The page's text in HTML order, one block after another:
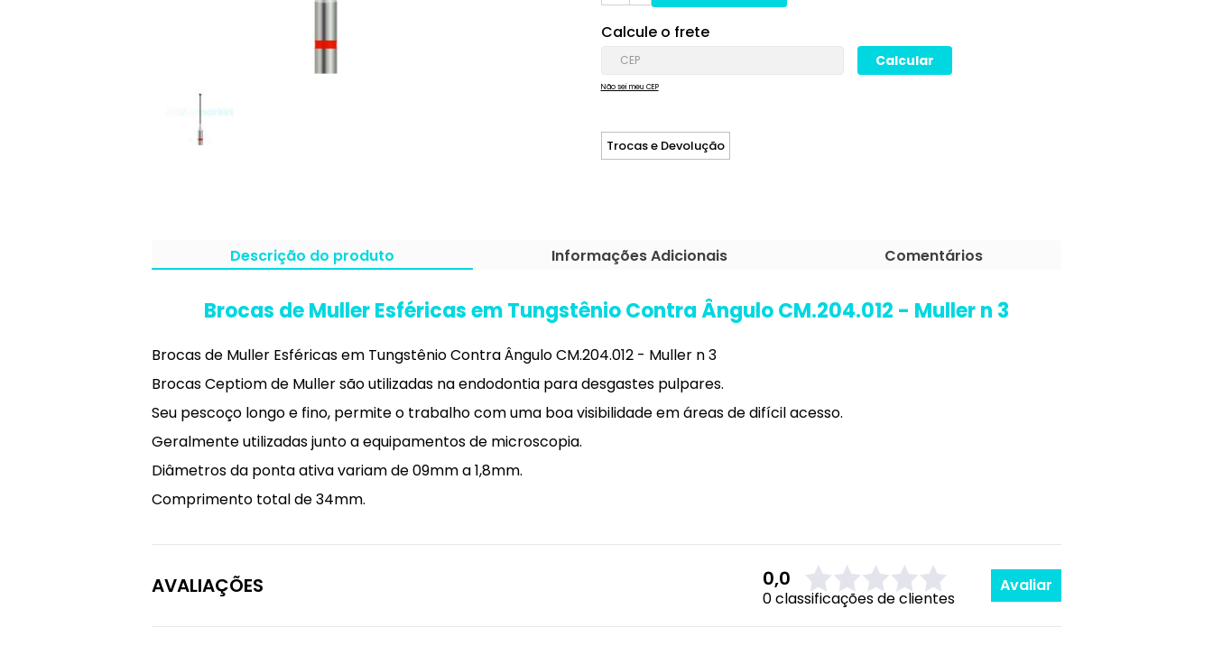
Calcule o frete
Não sei meu CEP
Trocas e Devolução
Descrição do produto Informações Adicionais Comentários
Brocas de Muller Esféricas em Tungstênio Contra Ângulo CM.204.012 - Muller n 3
Brocas de Muller Esféricas em Tungstênio Contra Ângulo CM.204.012 - Muller n 3
Brocas Ceptiom de Muller são utilizadas na endodontia para desgastes pulpares.
Seu pescoço longo e fino, permite o trabalho com uma boa visibilidade em áreas de difícil acesso.
Geralmente utilizadas junto a equipamentos de microscopia.
Diâmetros da ponta ativa variam de 09mm a 1,8mm.
Comprimento total de 34mm.
AVALIAÇÕES 0,0
0 classificações de clientes
Avaliar